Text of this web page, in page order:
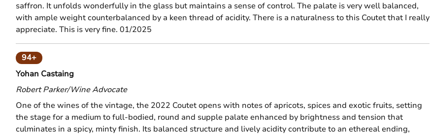
saffron. It unfolds wonderfully in the glass but maintains a sense of control. The palate is very well balanced,
with ample weight counterbalanced by a keen thread of acidity. There is a naturalness to this Coutet that I really
appreciate. This is very fine. 01/2025
94+
Yohan Castaing
Robert Parker/Wine Advocate
One of the wines of the vintage, the 2022 Coutet opens with notes of apricots, spices and exotic fruits, setting
the stage for a medium to full-bodied, round and supple palate enhanced by brightness and tension that
culminates in a spicy, minty finish. Its balanced structure and lively acidity contribute to an ethereal ending,